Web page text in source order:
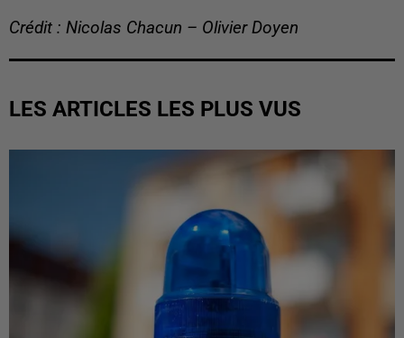
Crédit : Nicolas Chacun – Olivier Doyen
LES ARTICLES LES PLUS VUS